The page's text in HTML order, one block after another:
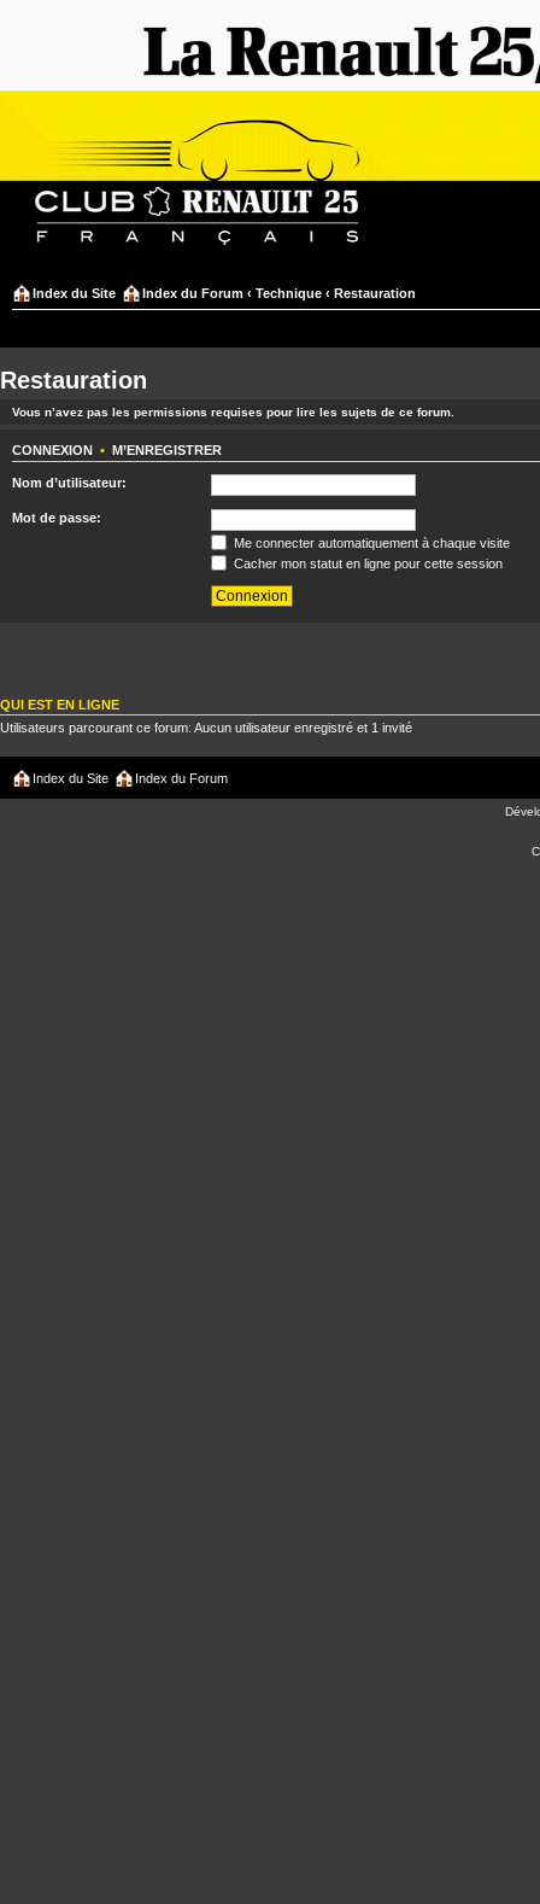
Index du Site Index du Forum ‹ Technique ‹ Restauration
Restauration
Vous n’avez pas les permissions requises pour lire les sujets de ce forum.
CONNEXION • M’ENREGISTRER
Nom d’utilisateur:
Mot de passe:
Me connecter automatiquement à chaque visite
Cacher mon statut en ligne pour cette session
QUI EST EN LIGNE
Utilisateurs parcourant ce forum: Aucun utilisateur enregistré et 1 invité
Index du Site Index du Forum